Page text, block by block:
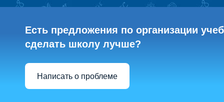
Есть предложения по организации
сделать школу лучше?
Написать о проблеме